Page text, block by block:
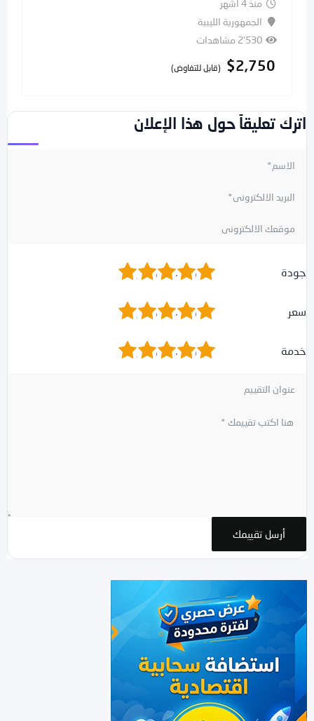
جمهورية مصر العربية
2٬282 مشاهدات
$1,400 (قابل للتفاوض)
اترك تعليقاً حول هذا الإعلان
جودة 5
4
3
2
سعر 5
4
3
2
خدمة 5
4
3
2